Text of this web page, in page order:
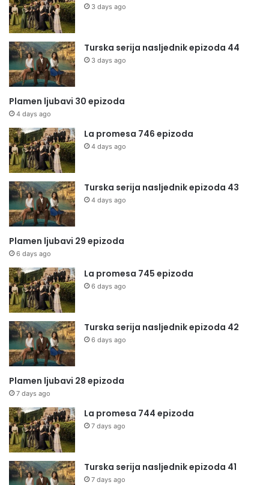
3 days ago
Turska serija nasljednik epizoda 44
3 days ago
Plamen ljubavi 30 epizoda
4 days ago
La promesa 746 epizoda
4 days ago
Turska serija nasljednik epizoda 43
4 days ago
Plamen ljubavi 29 epizoda
6 days ago
La promesa 745 epizoda
6 days ago
Turska serija nasljednik epizoda 42
6 days ago
Plamen ljubavi 28 epizoda
7 days ago
La promesa 744 epizoda
7 days ago
Turska serija nasljednik epizoda 41
7 days ago